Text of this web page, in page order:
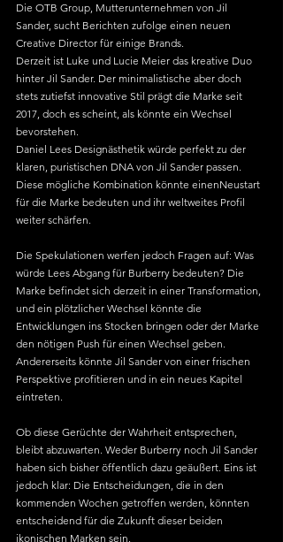
Die OTB Group, Mutterunternehmen von Jil
Sander, sucht Berichten zufolge einen neuen
Creative Director für einige Brands.
Derzeit ist Luke und Lucie Meier das kreative Duo
hinter Jil Sander. Der minimalistische aber doch
stets zutiefst innovative Stil prägt die Marke seit
2017, doch es scheint, als könnte ein Wechsel
bevorstehen.
Daniel Lees Designästhetik würde perfekt zu der
klaren, puristischen DNA von Jil Sander passen.
Diese mögliche Kombination könnte einenNeustart
für die Marke bedeuten und ihr weltweites Profil
weiter schärfen.
Die Spekulationen werfen jedoch Fragen auf: Was
würde Lees Abgang für Burberry bedeuten? Die
Marke befindet sich derzeit in einer Transformation,
und ein plötzlicher Wechsel könnte die
Entwicklungen ins Stocken bringen oder der Marke
den nötigen Push für einen Wechsel geben.
Andererseits könnte Jil Sander von einer frischen
Perspektive profitieren und in ein neues Kapitel
eintreten.
Ob diese Gerüchte der Wahrheit entsprechen,
bleibt abzuwarten. Weder Burberry noch Jil Sander
haben sich bisher öffentlich dazu geäußert. Eins ist
jedoch klar: Die Entscheidungen, die in den
kommenden Wochen getroffen werden, könnten
entscheidend für die Zukunft dieser beiden
ikonischen Marken sein.